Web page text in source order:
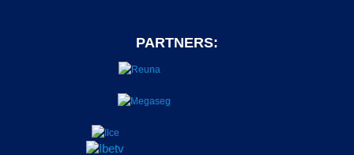
PARTNERS: